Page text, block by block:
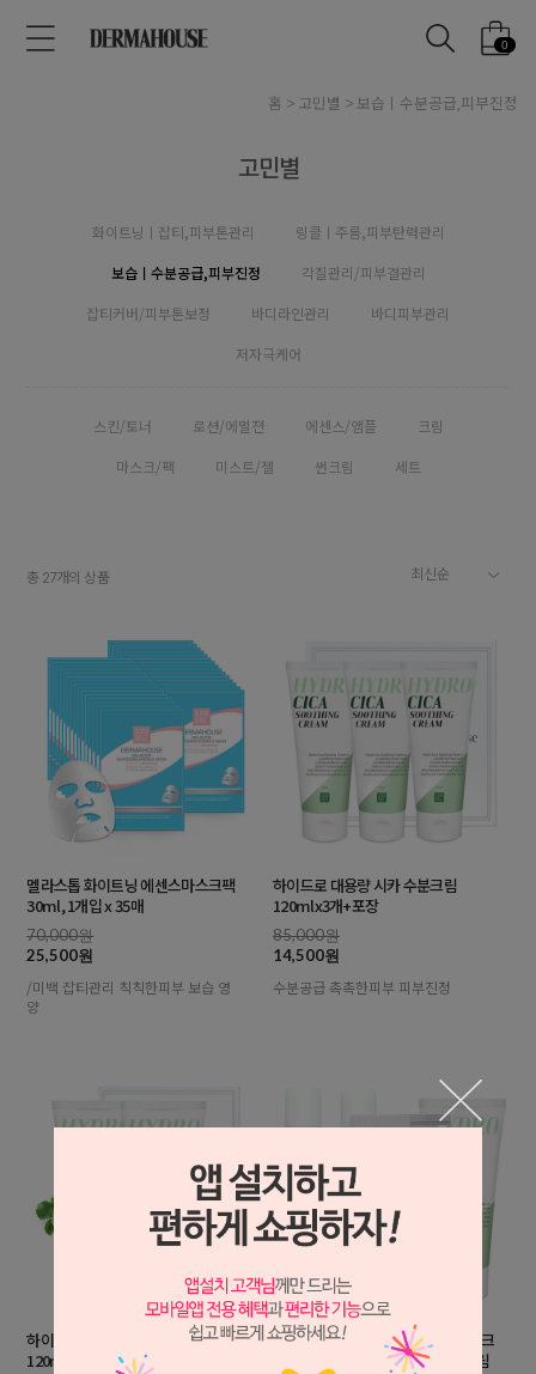
0
홈 고민별 보습ㅣ수분공급,피부진정
고민별
화이트닝ㅣ잡티,피부톤관리
링클ㅣ주름,피부탄력관리
보습ㅣ수분공급,피부진정
각질관리/피부결관리
잡티커버/피부톤보정
바디라인관리
바디피부관리
저자극케어
스킨/토너 로션/에멀젼 에센스/앰플
크림
마스크/팩
미스트/젤 썬크림 세트
총 27개의 상품
멜라스톱 화이트닝 에센스마스크팩
30ml, 1개입 x 35매
70,000원
25,500원
/미백 잡티관리 칙칙한피부 보습 영
양
하이드로 대용량 시카 수분크림
120mlx3개+포장
85,000원
14,500원
수분공급 촉촉한피부 피부진정
하이드로 대용량 시카 수분크림
120mlx2개+포장
화이트닝 리필3종(스킨+로션+미백크
림)+아이크림+시카 대용량 수분크림